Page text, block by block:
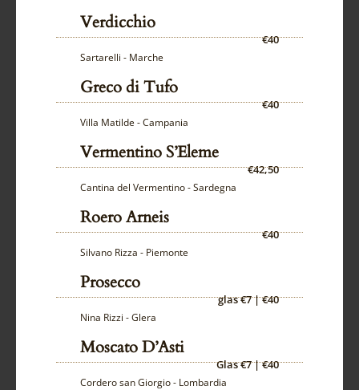
Verdicchio
€40
Sartarelli - Marche
Greco di Tufo
€40
Villa Matilde - Campania
Vermentino S’Eleme
€42,50
Cantina del Vermentino - Sardegna
Roero Arneis
€40
Silvano Rizza - Piemonte
Prosecco
glas €7 | €40
Nina Rizzi - Glera
Moscato D’Asti
Glas €7 | €40
Cordero san Giorgio - Lombardia